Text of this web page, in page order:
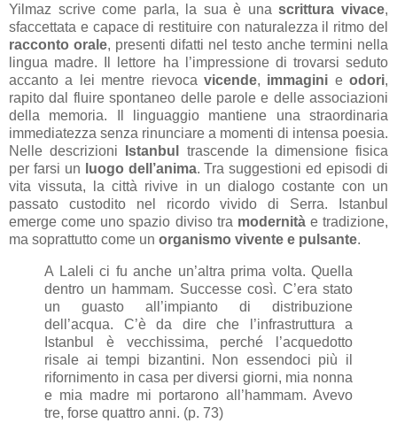
Yilmaz scrive come parla, la sua è unascrittura vivace,
sfaccettata e capace di restituire con naturalezza il ritmo del
racconto orale, presenti difatti nel testo anche termini nella
lingua madre. Il lettore ha l’impressione di trovarsi seduto
accanto a lei mentre rievoca vicende, immagini e odori,
rapito dal fluire spontaneo delle parole e delle associazioni
della memoria. Il linguaggio mantiene una straordinaria
immediatezza senza rinunciare a momenti di intensa poesia.
Nelle descrizioni
Istanbul trascende la dimensione fisica
per farsi un
luogo dell’anima. Tra suggestioni ed episodi di
vita vissuta, la città rivive in un dialogo costante con un
passato custodito nel ricordo vivido di Serra. Istanbul
emerge come uno spazio diviso tra modernità e tradizione,
ma soprattutto come un organismo vivente e pulsante.
A Laleli ci fu anche un’altra prima volta. Quella
dentro un hammam. Successe così. C’era stato
un guasto all’impianto di distribuzione
dell’acqua. C’è da dire che l’infrastruttura a
Istanbul è vecchissima, perché l’acquedotto
risale ai tempi bizantini. Non essendoci più il
rifornimento in casa per diversi giorni, mia nonna
e mia madre mi portarono all’hammam. Avevo
tre, forse quattro anni. (p. 73)